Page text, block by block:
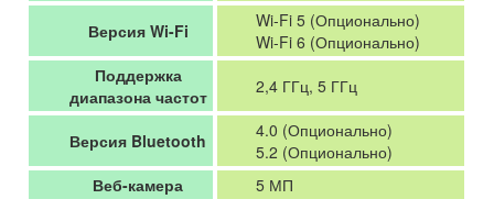
Версия Wi-Fi
Wi-Fi 5 (Опционально)
Wi-Fi 6 (Опционально)
Поддержка
диапазона частот
2,4 ГГц, 5 ГГц
Версия Bluetooth
4.0 (Опционально)
5.2 (Опционально)
Веб-камера
5 МП